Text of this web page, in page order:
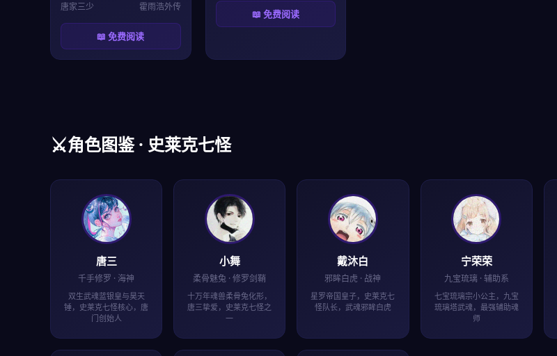
唐家三少 霍雨浩外传
📖 免费阅读
📖 免费阅读
⚔️角色图鉴 · 史莱克七怪
唐三
千手修罗 · 海神
双生武魂蓝银皇与昊天
锤，史莱克七怪核心，唐
门创始人
小舞
柔骨魅兔 · 修罗剑鞘
十万年魂兽柔骨兔化形，
唐三挚爱，史莱克七怪之
一
戴沐白
邪眸白虎 · 战神
星罗帝国皇子，史莱克七
怪队长，武魂邪眸白虎
宁荣荣
九宝琉璃 · 辅助系
七宝琉璃宗小公主，九宝
琉璃塔武魂，最强辅助魂
师